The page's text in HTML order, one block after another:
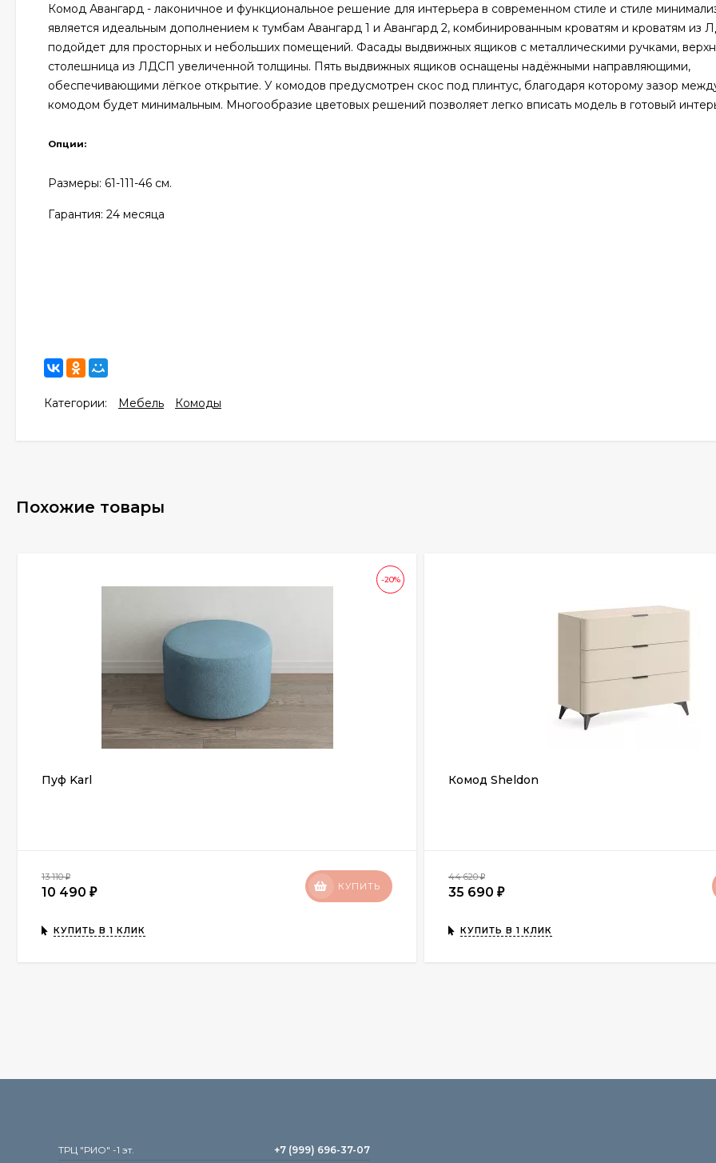
Комод Авангард - лаконичное и функциональное решение для интерьера в современном стиле и стиле
является идеальным дополнением к тумбам Авангард 1 и Авангард 2, комбинированным кроватям и кроватям
подойдет для просторных и небольших помещений. Фасады выдвижных ящиков с металлическими ручками,
столешница из ЛДСП увеличенной толщины. Пять выдвижных ящиков оснащены надёжными направляющими,
обеспечивающими лёгкое открытие. У комодов предусмотрен скос под плинтус, благодаря которому зазор
комодом будет минимальным. Многообразие цветовых решений позволяет легко вписать модель в готовый
Опции:
Размеры: 61-111-46 см.
Гарантия: 24 месяца
Категории: Мебель Комоды
Похожие товары
-20%
Пуф Karl
13 110₽
10 490 ₽
КУПИТЬ
КУПИТЬ В 1 КЛИК
Комод Sheldon
44 620₽
35 690 ₽
КУПИТЬ В 1 КЛИК
TРЦ "РИО" -1 эт. +7 (999) 696-37-07